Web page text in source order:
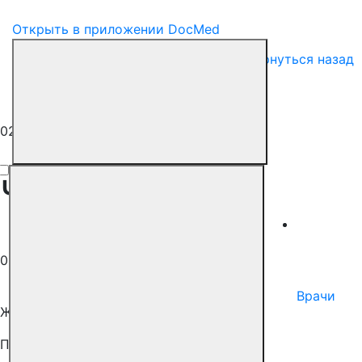
Открыть в приложении DocMed
Врачи
Вернуться назад
02 марта 2023
Частые ОРВИ
02 марта 2023
Жанна Валова
Педиатр